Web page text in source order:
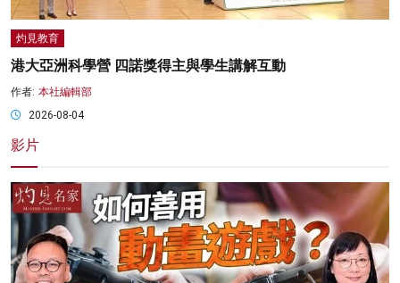
灼見教育
港大亞洲科學營 四諾獎得主與學生講解互動
作者: 本社編輯部
2026-08-04
影片